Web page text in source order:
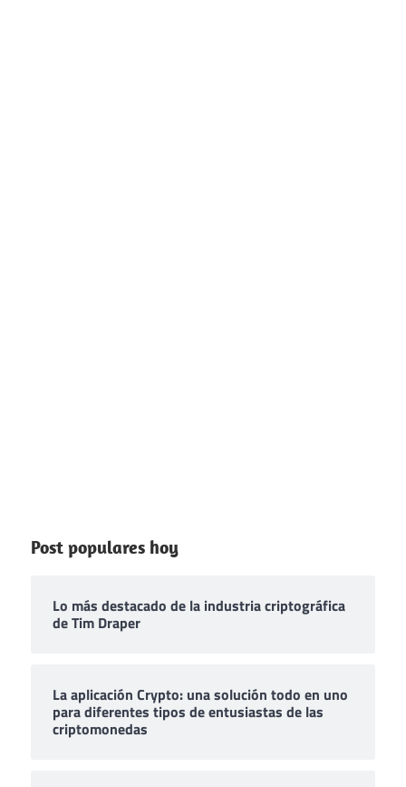
Post populares hoy
Lo más destacado de la industria criptográfica
de Tim Draper
La aplicación Crypto: una solución todo en uno
para diferentes tipos de entusiastas de las
criptomonedas